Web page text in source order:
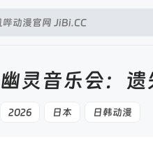
幽灵音乐会：遗
2026 日本 日韩动漫